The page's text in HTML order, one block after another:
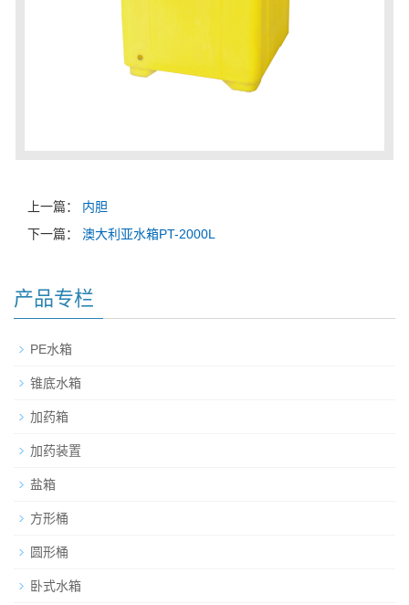
上一篇：
内胆
下一篇：
澳大利亚水箱PT-2000L
产品专栏
PE水箱
锥底水箱
加药箱
加药装置
盐箱
方形桶
圆形桶
卧式水箱